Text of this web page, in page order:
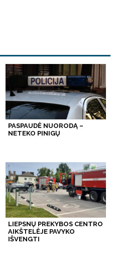
PASPAUDĖ NUORODĄ –
NETEKO PINIGŲ
LIEPSNŲ PREKYBOS CENTRO
AIKŠTELĖJE PAVYKO
IŠVENGTI